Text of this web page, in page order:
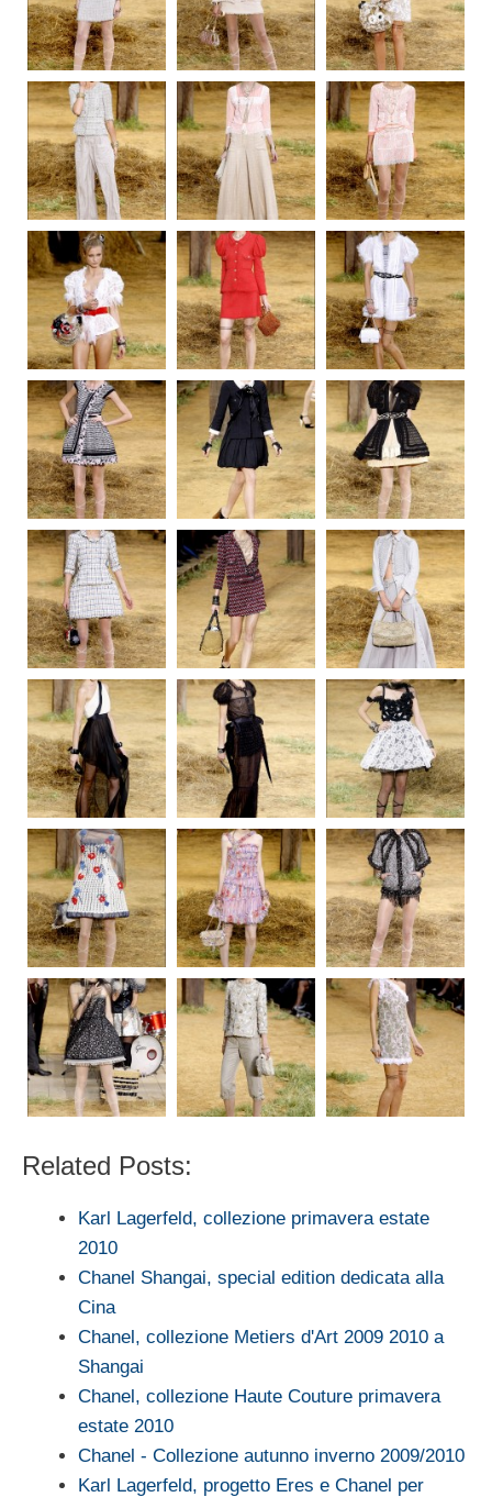
Related Posts:
Karl Lagerfeld, collezione primavera estate
2010
Chanel Shangai, special edition dedicata alla
Cina
Chanel, collezione Metiers d'Art 2009 2010 a
Shangai
Chanel, collezione Haute Couture primavera
estate 2010
Chanel - Collezione autunno inverno 2009/2010
Karl Lagerfeld, progetto Eres e Chanel per